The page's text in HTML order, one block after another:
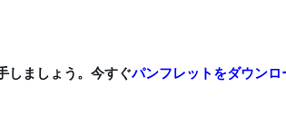
しましょう。今すぐパンフレットをダウンロ